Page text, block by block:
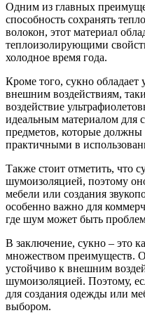
Одним из главных
способность сохранять
волокон, этот материал
теплоизолирующими
холодное время года.
Кроме того, сукно
внешним воздействиям,
воздействие
идеальным материалом для
предметов, которые
практичными в
Также стоит отметить, что
шумоизоляцией, поэтому
мебели или создания
особенно важно для
где шум может быть
В заключение, сукно – это
множеством преимуществ.
устойчиво к внешним
шумоизоляцией. Поэтому,
для создания одежды или
выбором.